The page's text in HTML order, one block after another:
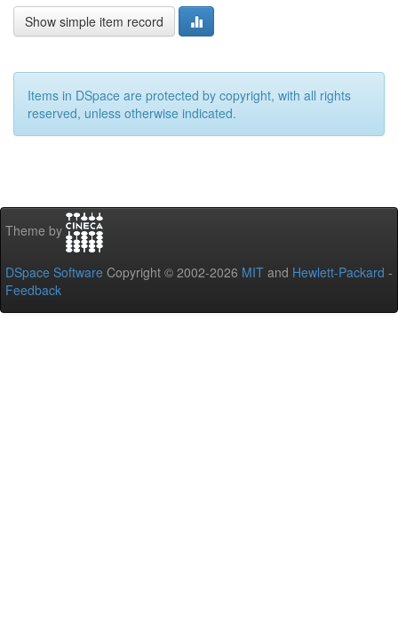
Show simple item record
Items in DSpace are protected by copyright, with all rights
reserved, unless otherwise indicated.
Theme by
DSpace Software Copyright © 2002-2026 MIT and Hewlett-Packard -
Feedback